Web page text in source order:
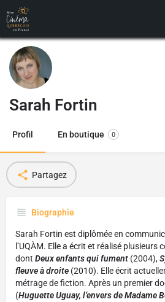
Sarah Fortin
Profil En boutique 0
Partagez
Biographie
Sarah Fortin est diplômée en
l’UQÀM. Elle a écrit et réalisé
dont Deux enfants qui fument (2004),
fleuve à droite (2010). Elle écrit
métrage de fiction. Après un premier
(Huguette Uguay, l’envers de Madame